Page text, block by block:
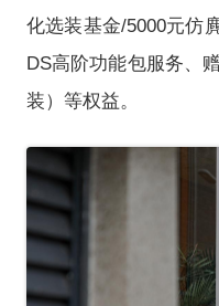
化选装基金/5000元仿
DS高阶功能包服务、
装）等权益。